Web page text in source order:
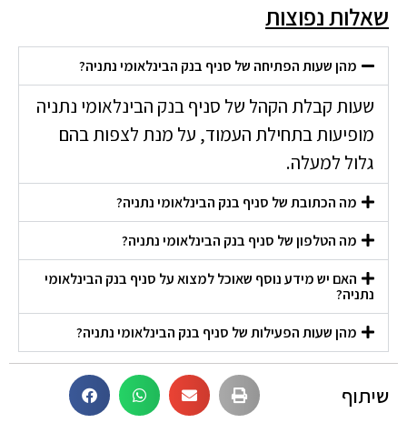
שאלות נפוצות
מהן שעות הפתיחה של סניף בנק הבינלאומי נתניה?
שעות קבלת הקהל של סניף בנק הבינלאומי נתניה
מופיעות בתחילת העמוד, על מנת לצפות בהם
גלול למעלה.
מה הכתובת של סניף בנק הבינלאומי נתניה?
מה הטלפון של סניף בנק הבינלאומי נתניה?
האם יש מידע נוסף שאוכל למצוא על סניף בנק הבינלאומי
נתניה?
מהן שעות הפעילות של סניף בנק הבינלאומי נתניה?
שיתוף